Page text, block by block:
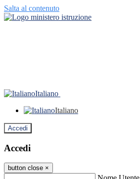
Salta al contenuto
Italiano
Italiano
Accedi
Accedi
button close ×